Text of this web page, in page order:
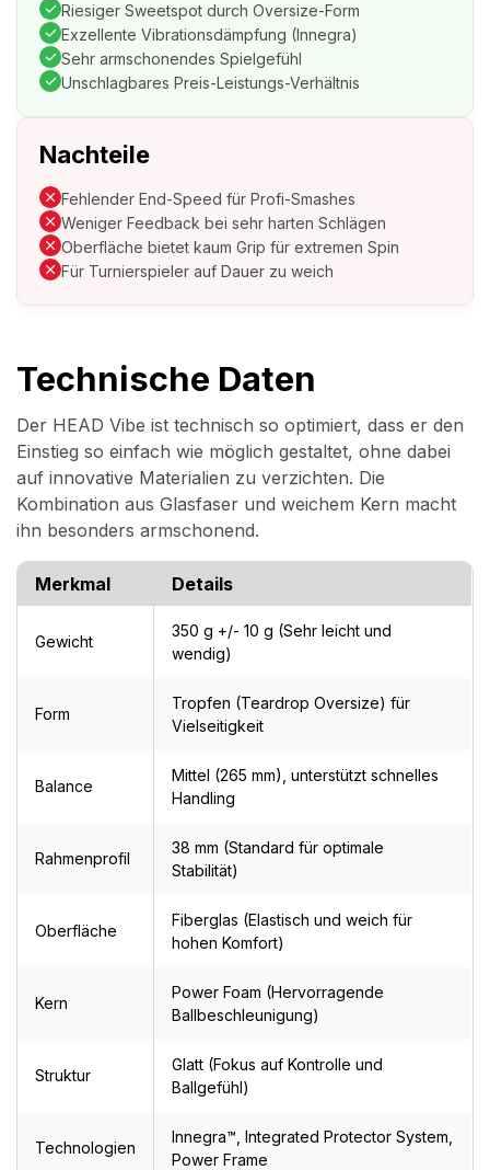
Riesiger Sweetspot durch Oversize-Form
Exzellente Vibrationsdämpfung (Innegra)
Sehr armschonendes Spielgefühl
Unschlagbares Preis-Leistungs-Verhältnis
Nachteile
Fehlender End-Speed für Profi-Smashes
Weniger Feedback bei sehr harten Schlägen
Oberfläche bietet kaum Grip für extremen Spin
Für Turnierspieler auf Dauer zu weich
Technische Daten
Der HEAD Vibe ist technisch so optimiert, dass er den
Einstieg so einfach wie möglich gestaltet, ohne dabei
auf innovative Materialien zu verzichten. Die
Kombination aus Glasfaser und weichem Kern macht
ihn besonders armschonend.
Merkmal Details
Gewicht
350 g +/- 10 g (Sehr leicht und
wendig)
Form
Tropfen (Teardrop Oversize) für
Vielseitigkeit
Balance
Mittel (265 mm), unterstützt schnelles
Handling
Rahmenprofil
38 mm (Standard für optimale
Stabilität)
Oberfläche
Fiberglas (Elastisch und weich für
hohen Komfort)
Kern
Power Foam (Hervorragende
Ballbeschleunigung)
Struktur
Glatt (Fokus auf Kontrolle und
Ballgefühl)
Technologien
Innegra™, Integrated Protector System,
Power Frame